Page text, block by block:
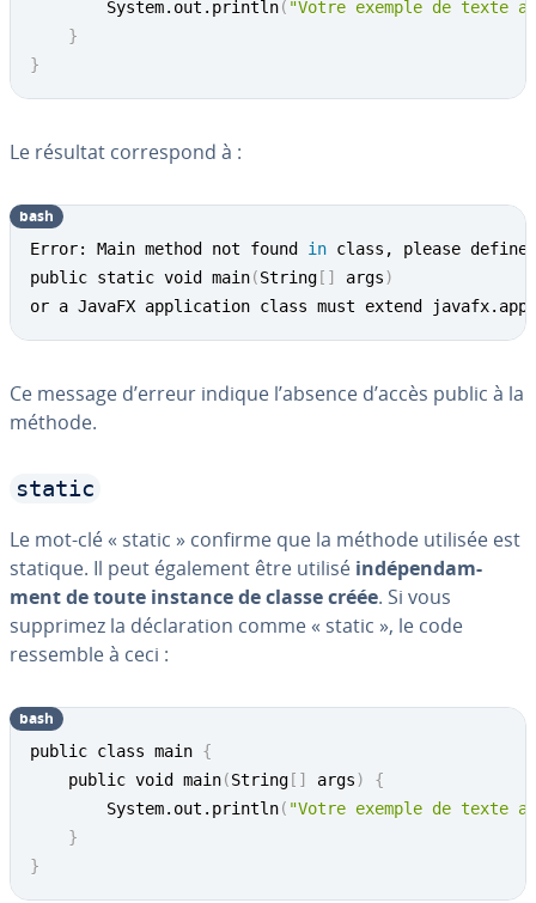
		System.out.println
( "Votre exemple de texte
}
}
Le résultat cor­res­pond à :
Error: Main method not found in class, please define
public static void main(String [ ] args)
or a JavaFX application class must extend
bash
Ce message d’erreur indique l’absence d’accès public à la
méthode.
static
Le mot-clé « static » confirme que la méthode utilisée est
statique. Il peut également être utilisé in­dé­pen­dam­
ment de toute instance de classe créée. Si vous
supprimez la dé­cla­ra­tion comme « static », le code
ressemble à ceci :
public class main {
    public void main
(String [ ] args)
{
    	System.out.println
( "Votre exemple de texte
}
}
bash